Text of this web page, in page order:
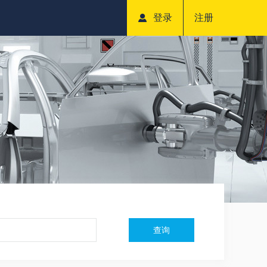
登录 注册
查询